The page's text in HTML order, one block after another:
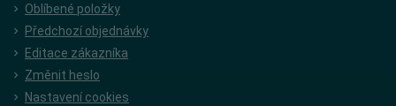
Oblíbené položky
Předchozí objednávky
Editace zákazníka
Změnit heslo
Nastavení cookies